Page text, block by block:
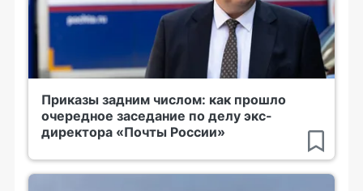
Приказы задним числом: как прошло
очередное заседание по делу экс-
директора «Почты России»